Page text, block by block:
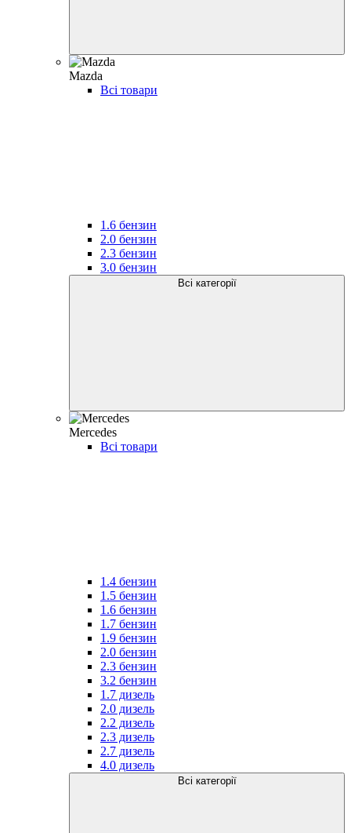
Mazda
Всі товари
1.6 бензин
2.0 бензин
2.3 бензин
3.0 бензин
Всі категорії
Mercedes
Всі товари
1.4 бензин
1.5 бензин
1.6 бензин
1.7 бензин
1.9 бензин
2.0 бензин
2.3 бензин
3.2 бензин
1.7 дизель
2.0 дизель
2.2 дизель
2.3 дизель
2.7 дизель
4.0 дизель
Всі категорії